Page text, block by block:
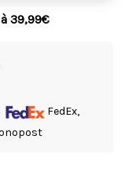
39,99€
FedEx,